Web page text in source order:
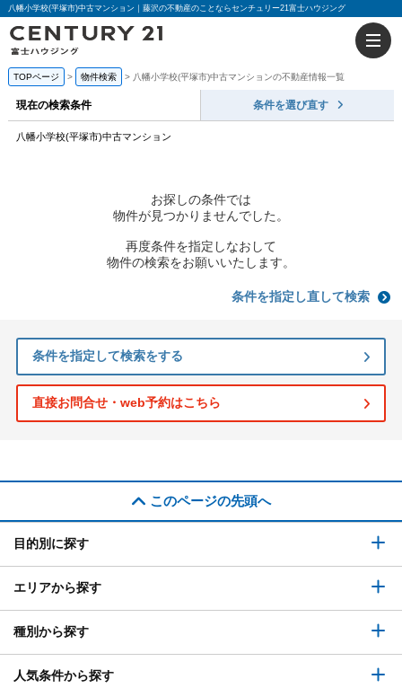
八幡小学校(平塚市)中古マンション｜藤沢の不動産のことならセンチュリー21富士ハウジング
TOPページ 物件検索 八幡小学校(平塚市)中古マンションの不動産情報一覧
現在の検索条件 条件を選び直す
八幡小学校(平塚市)中古マンション
お探しの条件では
物件が見つかりませんでした。
再度条件を指定しなおして
物件の検索をお願いいたします。
条件を指定し直して検索
条件を指定して検索をする
直接お問合せ・web予約はこちら
このページの先頭へ
目的別に探す
エリアから探す
種別から探す
人気条件から探す